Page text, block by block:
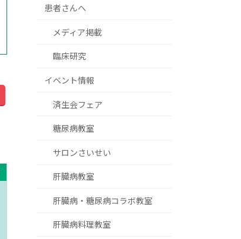
患者さんへ
メディア掲載
臨床研究
イベント情報
済生会フェア
糖尿病教室
サロンさいせい
肝臓病教室
肝臓病・糖尿病コラボ教室
肝臓病料理教室